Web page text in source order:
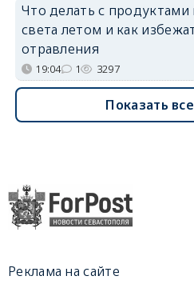
Что делать с
света летом и как
отравления
19:04 1 3297
Показать
Реклама на сайте